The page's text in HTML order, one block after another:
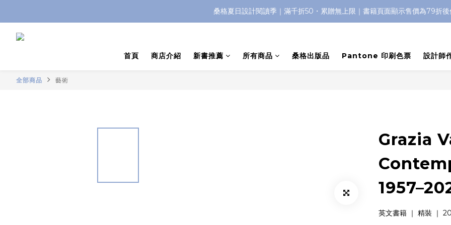
桑格夏日設計閱讀季｜滿千折50・累贈無上限｜書籍頁面顯示售價為79折後
首頁 商店介紹 新書推薦 所有商品 桑格出版品 Pantone 印刷色票 設計師
全部商品 藝術
Grazia
英文書籍 ｜ 精裝 ｜